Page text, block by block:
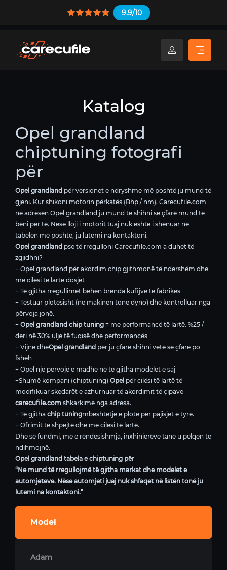
9.9/10
Katalog
Opel grandland
chiptuning fotografi
për
Opel grandland për versionet e ndryshme më poshtë ju mund të
gjeni. Kur shikoni motorin përkatës (Bhp / nm), Carecufile.com
në adresën Opel grandland ju mund të shihni se çfarë mund të
bëni për të. Nëse lloji i motorit tuaj nuk është i shënuar në
tabelën më poshtë, ju lutemi na kontaktoni.
Opel grandland pse të rregulloni Carecufile.com a duhet të
zgjidhni?
+ Opel grandland për akordim chip gjithmonë të ndershëm dhe
me cilësi të lartë dosjet
+ Të gjitha rregullimet bëhen brenda kufijve të fabrikës
+ Testuar plotësisht (në makinën tonë dyno) dhe kontrolluar nga
përvoja jonë.
+ Opel grandland chip tuning = me performancë të lartë. %25 /
deri në 30% ulje të fuqisë dhe performancës
+ Vijnë dheOpel grandland për ju çfarë shihni vetë se çfarë po
fsheh
+ Opel një përvojë e madhe në të gjitha modelet e saj
+Shumë kompani (chiptuning) Opel për cilësi të lartë të
modifikuar skedarët e azhurnuar të akordimit të çipave
carecufile.com shkarkime nga adresa.
+ Të gjitha chip tuningmbështetje e plotë për pajisjet e tyre.
+ Ofrimit të shpejtë dhe me cilësi të lartë.
Dhe së fundmi, më e rëndësishmja, inxhinierëve tanë u pëlqen të
ndihmojnë.
Opel grandland tabela e chiptuning për
“Ne mund të rregullojmë të gjitha markat dhe modelet e
automjeteve. Nëse automjeti juaj nuk shfaqet në listën tonë ju
lutemi na kontaktoni.”
Model
Adam